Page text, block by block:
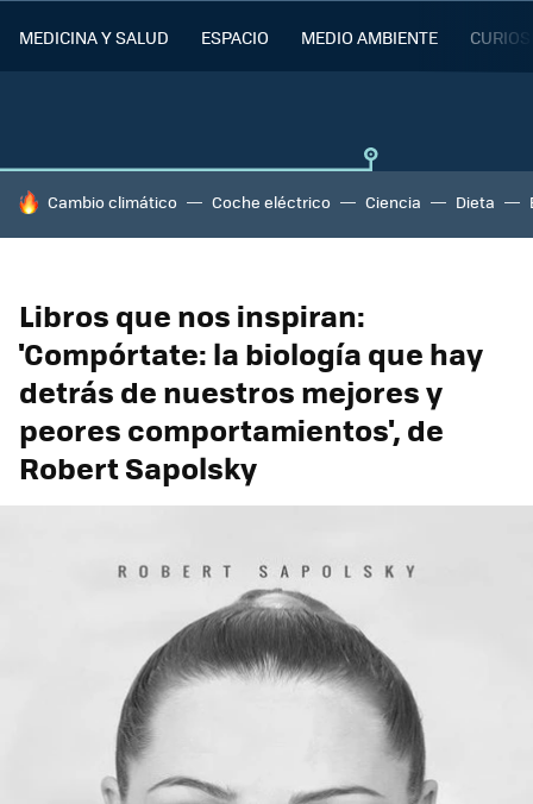
MEDICINA Y SALUD ESPACIO MEDIO AMBIENTE
HOY SE HABLA DE
Cambio climático Coche eléctrico Ciencia Dieta
Libros que nos inspiran:
'Compórtate: la biología que hay
detrás de nuestros mejores y
peores comportamientos', de
Robert Sapolsky